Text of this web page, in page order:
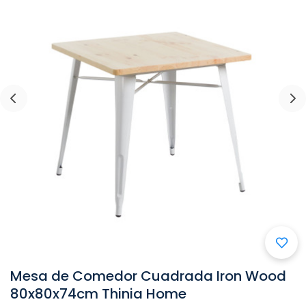
Mesa de Comedor Cuadrada Iron Wood
80x80x74cm Thinia Home